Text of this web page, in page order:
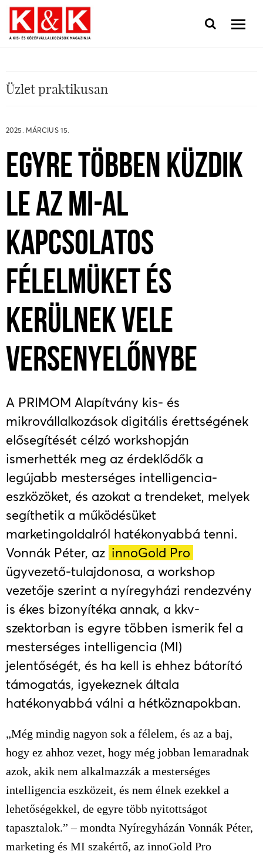
Üzlet praktikusan
2025. MÁRCIUS 15.
EGYRE TÖBBEN KÜZDIK
LE AZ MI-AL
KAPCSOLATOS
FÉLELMÜKET ÉS
KERÜLNEK VELE
VERSENYELŐNYBE
A PRIMOM Alapítvány kis- és
mikrovállalkozások digitális érettségének
elősegítését célzó workshopján
ismerhették meg az érdeklődők a
legújabb mesterséges intelligencia-
eszközöket, és azokat a trendeket, melyek
segíthetik a működésüket
marketingoldalról hatékonyabbá tenni.
Vonnák Péter, az innoGold Pro
ügyvezető-tulajdonosa, a workshop
vezetője szerint a nyíregyházi rendezvény
is ékes bizonyítéka annak, a kkv-
szektorban is egyre többen ismerik fel a
mesterséges intelligencia (MI)
jelentőségét, és ha kell is ehhez bátorító
támogatás, igyekeznek általa
hatékonyabbá válni a hétköznapokban.
„Még mindig nagyon sok a félelem, és az a baj,
hogy ez ahhoz vezet, hogy még jobban lemaradnak
azok, akik nem alkalmazzák a mesterséges
intelligencia eszközeit, és nem élnek ezekkel a
lehetőségekkel, de egyre több nyitottságot
tapasztalok.” – mondta Nyíregyházán Vonnák Péter,
marketing és MI szakértő, az innoGold Pro